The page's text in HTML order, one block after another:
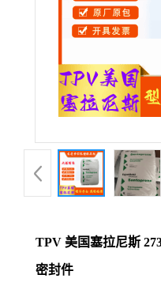
品
展
证
TPV 美国塞拉尼斯
密封件